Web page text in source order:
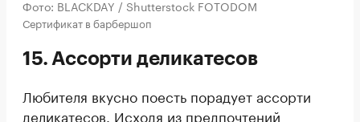
Фото: BLACKDAY / Shutterstock FOTODOM
Сертификат в барбершоп
15. Ассорти деликатесов
Любителя вкусно поесть порадует ассорти
деликатесов. Исходя из предпочтений